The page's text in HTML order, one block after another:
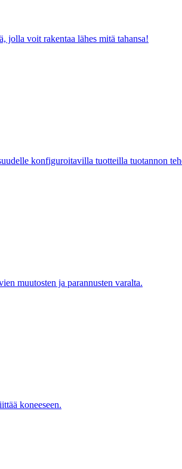
voit rakentaa lähes mitä tahansa!
konfiguroitavilla tuotteilla tuotannon
muutosten ja parannusten varalta.
koneeseen.